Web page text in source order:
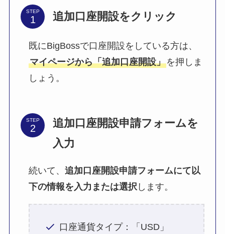
STEP 追加口座開設をクリック
既にBigBossで口座開設をしている方は、
マイページから「追加口座開設」を押しま
しょう。
STEP
追加口座開設申請フォームを
入力
続いて、追加口座開設申請フォームにて以
下の情報を入力または選択 します。
口座通貨タイプ：「USD」